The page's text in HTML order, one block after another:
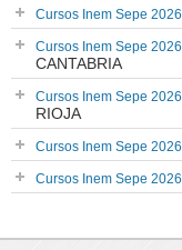
Cursos Inem Sepe 2026
Cursos Inem Sepe 2026
CANTABRIA
Cursos Inem Sepe 2026
RIOJA
Cursos Inem Sepe 2026
Cursos Inem Sepe 2026